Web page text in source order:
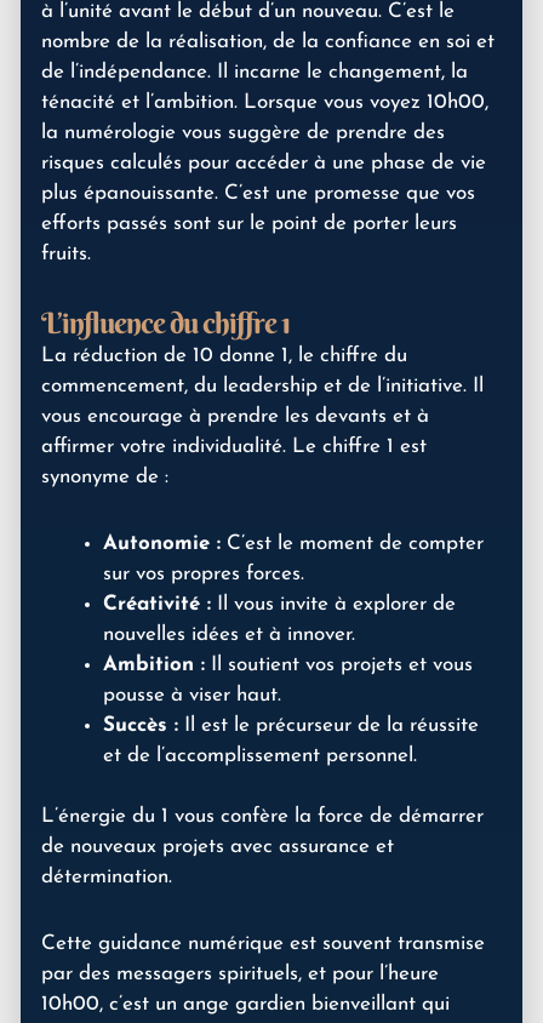
à l’unité avant le début d’un nouveau. C’est le
nombre de la réalisation, de la confiance en soi et
de l’indépendance. Il incarne le changement, la
ténacité et l’ambition. Lorsque vous voyez 10h00,
la numérologie vous suggère de prendre des
risques calculés pour accéder à une phase de vie
plus épanouissante. C’est une promesse que vos
efforts passés sont sur le point de porter leurs
fruits.
L’influence du chiffre 1
La réduction de 10 donne 1, le chiffre du
commencement, du leadership et de l’initiative. Il
vous encourage à prendre les devants et à
affirmer votre individualité. Le chiffre 1 est
synonyme de :
Autonomie : C’est le moment de compter
sur vos propres forces.
Créativité : Il vous invite à explorer de
nouvelles idées et à innover.
Ambition : Il soutient vos projets et vous
pousse à viser haut.
Succès : Il est le précurseur de la réussite
et de l’accomplissement personnel.
L’énergie du 1 vous confère la force de démarrer
de nouveaux projets avec assurance et
détermination.
Cette guidance numérique est souvent transmise
par des messagers spirituels, et pour l’heure
10h00, c’est un ange gardien bienveillant qui